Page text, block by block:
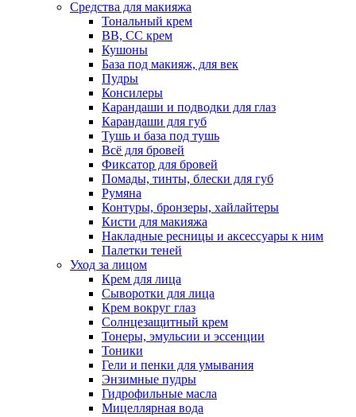
Средства для макияжа
Тональный крем
BB, CC крем
Кушоны
База под макияж, для век
Пудры
Консилеры
Карандаши и подводки для глаз
Карандаши для губ
Тушь и база под тушь
Всё для бровей
Фиксатор для бровей
Помады, тинты, блески для губ
Румяна
Контуры, бронзеры, хайлайтеры
Кисти для макияжа
Накладные ресницы и аксессуары к ним
Палетки теней
Уход за лицом
Крем для лица
Сыворотки для лица
Крем вокруг глаз
Солнцезащитный крем
Тонеры, эмульсии и эссенции
Тоники
Гели и пенки для умывания
Энзимные пудры
Гидрофильные масла
Мицеллярная вода